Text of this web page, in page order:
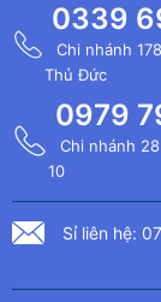
0339
Chi nhánh
Thủ Đức
0979
Chi nhánh
10
Sỉ liên hệ: